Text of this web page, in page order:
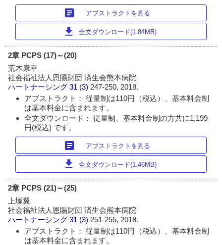
article アブストラクトを見る
download 全文ダウンロード(1.84MB)
2章 PCPS (17)～(20)
荒木康幸
社会福祉法人恩賜財団 済生会熊本病院
ハートナーシング 31 (3)247-250, 2018.
アブストラクト： 従量制は110円（税込）、基本料金制
は基本料金に含まれます。
全文ダウンロード： 従量制、基本料金制の方共に1,199
円(税込) です。
article アブストラクトを見る
download 全文ダウンロード(1.46MB)
2章 PCPS (21)～(25)
上塚翼
社会福祉法人恩賜財団 済生会熊本病院
ハートナーシング 31 (3) 251-255, 2018.
アブストラクト： 従量制は110円（税込）、基本料金制
は基本料金に含まれます。